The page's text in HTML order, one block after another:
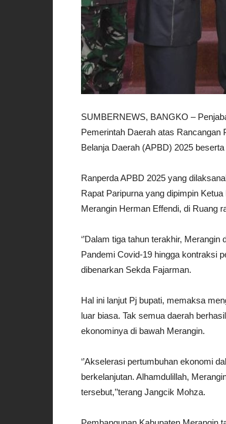
SUMBERNEWS, BANGKO –
Pemerintah Daerah atas Rancangan
Belanja Daerah (APBD) 2025
Ranperda APBD 2025 yang
Rapat Paripurna yang dipimpin
Merangin Herman Effendi, di Ruang
‘’Dalam tiga tahun terakhir,
Pandemi Covid-19 hingga kontraksi
dibenarkan Sekda Fajarman.
Hal ini lanjut Pj bupati, memaksa
luar biasa. Tak semua daerah
ekonominya di bawah Merangin.
‘’Akselerasi pertumbuhan ekonomi
berkelanjutan. Alhamdulillah,
tersebut,’’terang Jangcik Mohza.